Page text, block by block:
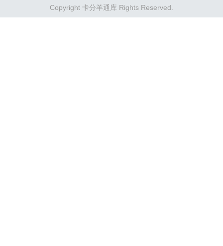
在一定期限内可使用的信用限额。要借
出这部分额度，持卡人需首先了解...
Copyright 卡分羊通库 Rights Reserved.